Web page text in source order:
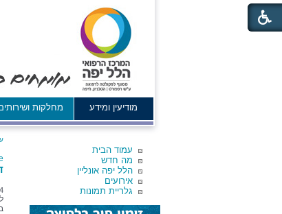
מודיעין ומידע מחלקות
עמוד הבית
מה חדש
הלל יפה אונליין
אירועים
גלריית תמונות